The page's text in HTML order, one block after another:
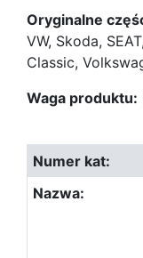
Oryginalne
VW, Skoda,
Classic,
Waga produktu: